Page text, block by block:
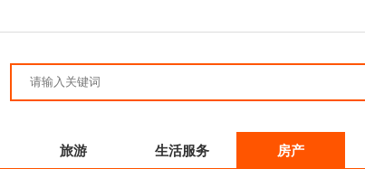
旅游 生活服务 房产